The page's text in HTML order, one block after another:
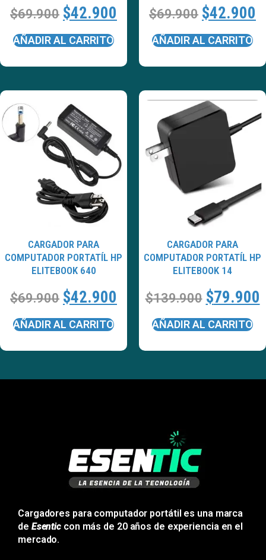
$69.900 $42.900
AÑADIR AL CARRITO
$69.900 $42.900
AÑADIR AL CARRITO
CARGADOR PARA
COMPUTADOR PORTATÍL HP
ELITEBOOK 640
$69.900 $42.900
AÑADIR AL CARRITO
CARGADOR PARA
COMPUTADOR PORTATÍL HP
ELITEBOOK 14
$139.900 $79.900
AÑADIR AL CARRITO
Cargadores para computador portátil es una marca
de Esentic con más de 20 años de experiencia en el
mercado.